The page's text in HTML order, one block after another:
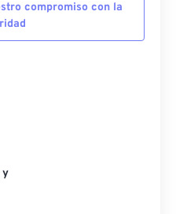
compromiso con la
y